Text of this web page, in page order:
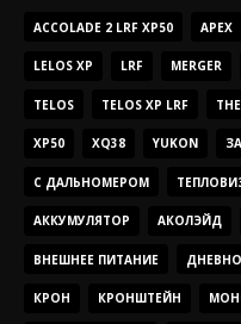
ACCOLADE 2 LRF XP50 APEX
LELOS XP LRF MERGER
TELOS TELOS XP LRF
XP50 XQ38 YUKON
С ДАЛЬНОМЕРОМ
АККУМУЛЯТОР АКОЛЭЙД
ВНЕШНЕЕ ПИТАНИЕ
КРОН КРОНШТЕЙН